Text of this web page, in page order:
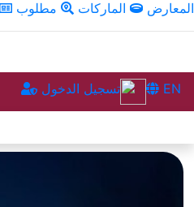
المعارض الماركات مطلوب
تسجيل الدخول EN